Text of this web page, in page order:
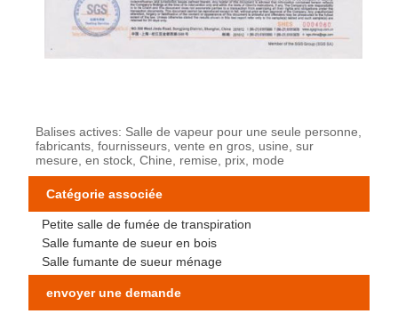
Balises actives: Salle de vapeur pour une seule personne,
fabricants, fournisseurs, vente en gros, usine, sur
mesure, en stock, Chine, remise, prix, mode
Catégorie associée
Petite salle de fumée de transpiration
Salle fumante de sueur en bois
Salle fumante de sueur ménage
envoyer une demande